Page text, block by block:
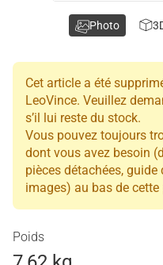
Cet article a été
LeoVince. Veuillez
s’il lui reste du stock.
Vous pouvez toujours
dont vous avez besoin
pièces détachées, guide
images) au bas de cette
Poids
Photo